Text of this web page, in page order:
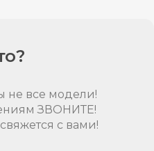
не все модели!
ЗВОНИТЕ!
с вами!